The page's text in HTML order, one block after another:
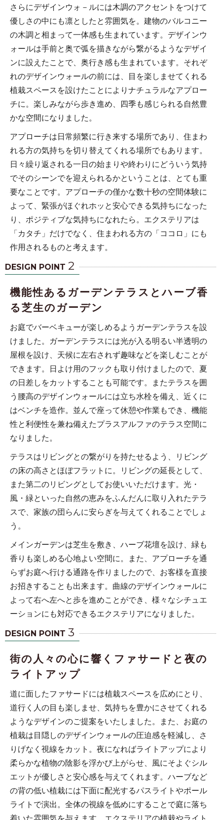
さらにデザインウォ－ルには木調のアクセントをつけて
優しさの中にも凛としたと雰囲気を。建物のバルコニー
の木調と相まって一体感も生まれています。デザインウ
ォールは手前と奥で弧を描きながら繋がるようなデザイ
ンに設えたことで、奥行き感も生まれています。それぞ
れのデザインウォールの前には、目を楽しませてくれる
植栽スペースを設けたことによりナチュラルなアプロー
チに。楽しみながら歩き進め、四季も感じられる自然豊
かな空間になりました。
アプローチは日常頻繁に行き来する場所であり、住まわ
れる方の気持ちを切り替えてくれる場所でもあります。
日々繰り返される一日の始まりや終わりにどういう気持
でそのシーンでを迎えられるかということは、とても重
要なことです。アプローチの僅かな数十秒の空間体験に
よって、緊張がほぐれホッと安心できる気持ちになった
り、ポジティブな気持ちになれたら。エクステリアは
「カタチ」だけでなく、住まわれる方の「ココロ」にも
作用されるものと考えます。
DESIGN POINT 2
機能性あるガーデンテラスとハーブ香
る芝生のガーデン
お庭でバーベキューが楽しめるようガーデンテラスを設
けました。ガーデンテラスには光が入る明るい半透明の
屋根を設け、天候に左右されず趣味などを楽しむことが
できます。日よけ用のフックも取り付けましたので、夏
の日差しをカットすることも可能です。またテラスを囲
う腰高のデザインウォールには立ち水栓を備え、近くに
はベンチを造作。並んで座って休憩や作業もでき、機能
性と利便性を兼ね備えたプラスアルファのテラス空間に
なりました。
テラスはリビングとの繋がりを持たせるよう、リビング
の床の高さとほぼフラットに。リビングの延長として、
また第二のリビングとしてお使いいただけます。光・
風・緑といった自然の恵みをふんだんに取り入れたテラ
スで、家族の団らんに安らぎを与えてくれることでしょ
う。
メインガーデンは芝生を敷き、ハーブ花壇を設け、緑も
香りも楽しめる心地よい空間に。また、アプローチを通
らずお庭へ行ける通路を作りましたので、お客様を直接
お招きすることも出来ます。曲線のデザインウォールに
よって右へ左へと歩を進めことができ、様々なシチュエ
ーションにも対応できるエクステリアになりました。
DESIGN POINT 3
街の人々の心に響くファサードと夜の
ライトアップ
道に面したファサードには植栽スペースを広めにとり、
道行く人の目も楽しませ、気持ちを豊かにさせてくれる
ようなデザインのご提案をいたしました。また、お庭の
植栽は目隠しのデザインウォールの圧迫感を軽減し、さ
りげなく視線をカット。夜になればライトアップにより
柔らかな植物の陰影を浮かび上がらせ、風にそよぐシル
エットが優しさと安心感を与えてくれます。ハーブなど
の背の低い植栽には下面に配光するパスライトやポール
ライトで演出。全体の視線を低めにすることで庭に落ち
着いた雰囲気を与えます。エクステリアの植栽やライト